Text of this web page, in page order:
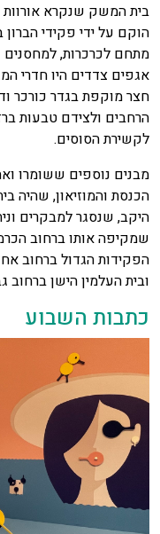
מתחם לכרכרות,
אגפים צדדים היו חדרי
חצר מוקפת בגדר כורכר
הרחבים ולצידם טבעות
לקשירת הסוסים.
מבנים נוספים ששומרו
הכנסת והמוזיאון, שהיה
היקב, שנסגר למבקרים
שמקיפה אותו ברחוב
ובית העלמין הישן ברחוב
כתבות השבוע